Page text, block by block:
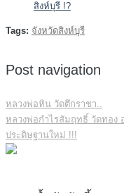
สิงห์บุรี !?
Tags: จังหวัดสิงห์บุรี
Post navigation
หลวงพ่อหิน วัดตึกราชา..
หลวงพ่อกำไรสัมฤทธิ์ วัดทอง
ประดิษฐานใหม่ !!!